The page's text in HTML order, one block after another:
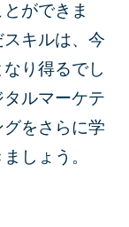
ができま
キルは、今
り得るでし
ルマーケテ
をさらに学
しょう。